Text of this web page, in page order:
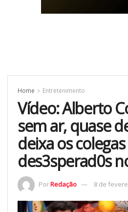
Home Entretenimento
Vídeo: Alberto
sem ar, quase
deixa os colegas
des3sperad0s
PorRedação 8 de